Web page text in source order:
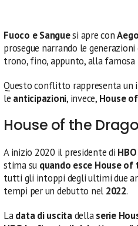
Fuoco e Sanguesi apre con
prosegue narrando le generazioni
trono, fino, appunto, alla famosa
Questo conflitto rappresenta
le anticipazioni, invece, House
House of the
A inizio 2020 il presidente di
stima su quando esce House of
tutti gli intoppi degli ultimi due
tempi per un debutto nel 2022.
Ladata di uscitadellaserie